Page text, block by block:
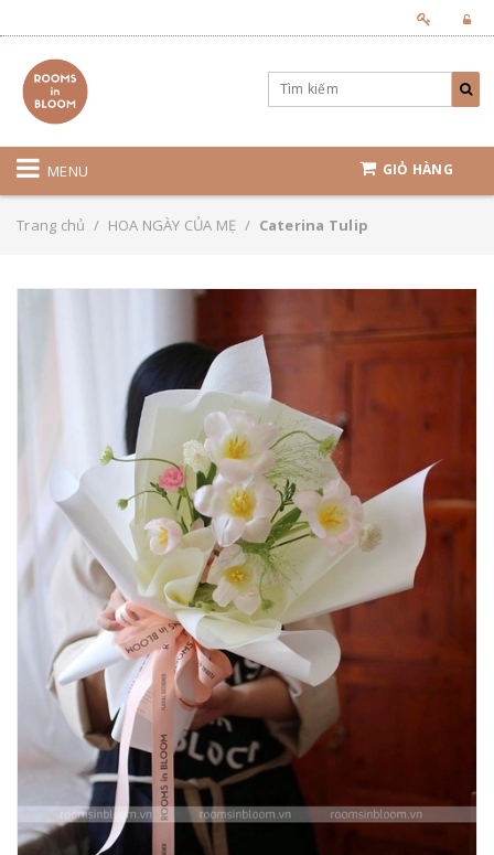
MENU GIỎ HÀNG
Trang chủ / HOA NGÀY CỦA MẸ / Caterina Tulip